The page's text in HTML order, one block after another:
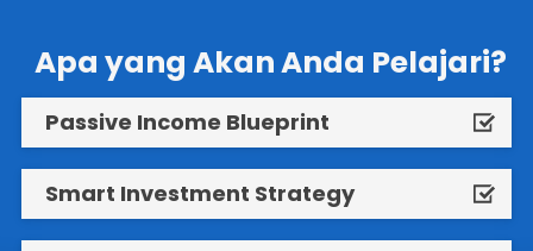
Apa yang Akan Anda Pelajari?
Passive Income Blueprint
Smart Investment Strategy